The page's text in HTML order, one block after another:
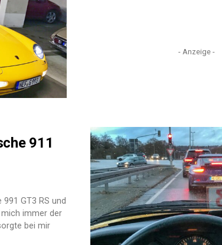
911
GT3 RS und
mich immer der
bei mir
- Anzeige -